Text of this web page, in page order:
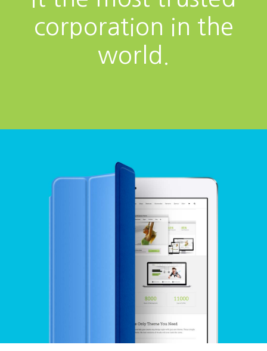
corporation in the
world.